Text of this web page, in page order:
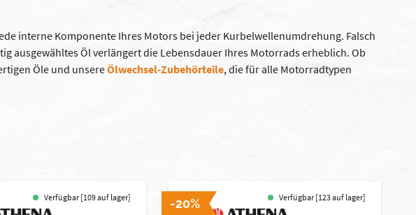
interne Komponente Ihres Motors bei jeder Kurbelwellenumdrehung. Falsch
ausgewähltes Öl verlängert die Lebensdauer Ihres Motorrads erheblich. Ob
Öle und unsereÖlwechsel-Zubehörteile, die für alle Motorradtypen
Verfügbar [109 auf lager] -20% Verfügbar [123 auf lager]